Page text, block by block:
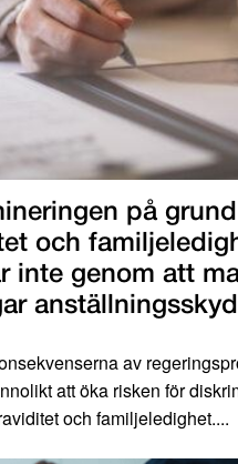
på
och
inte genom att
av
att öka risken för
och familjeledighet....